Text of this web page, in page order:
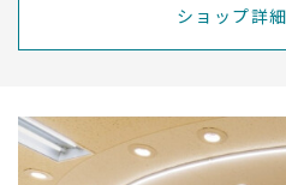
ショップ詳